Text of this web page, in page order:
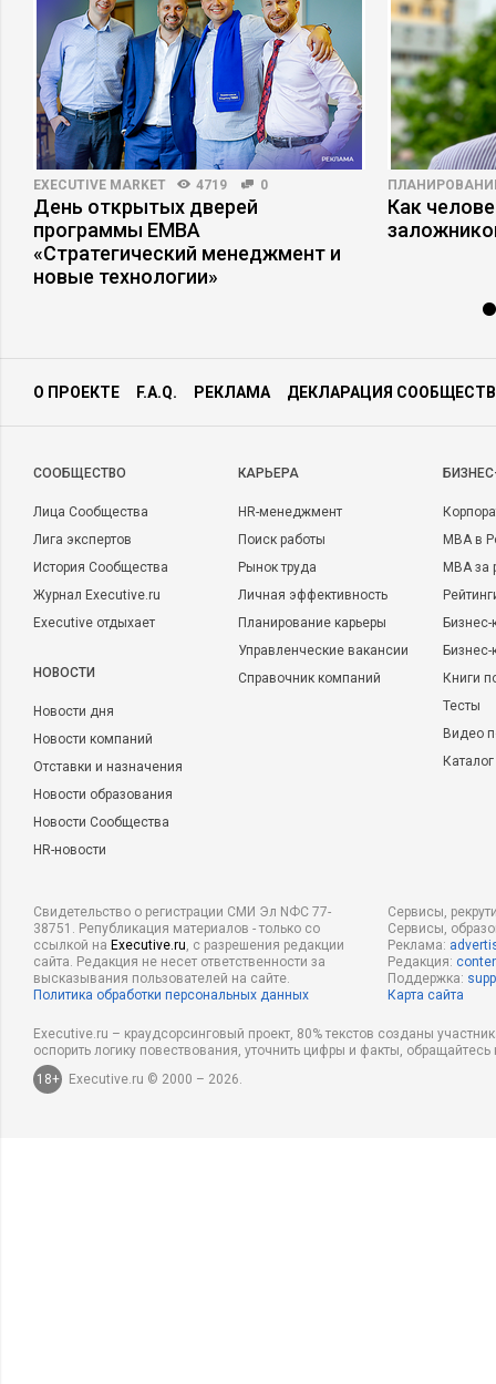
EXECUTIVE MARKET 4719 0
День открытых дверей
программы ЕМВА
«Стратегический менеджмент и
новые технологии»
Как
О ПРОЕКТЕ F.A.Q. РЕКЛАМА ДЕКЛАРАЦИЯ
CООБЩЕСТВО
Лица Сообщества
Лига экспертов
История Сообщества
Журнал Executive.ru
Executive отдыхает
НОВОСТИ
Новости дня
Новости компаний
Отставки и назначения
Новости образования
Новости Сообщества
HR-новости
КАРЬЕРА
HR-менеджмент
Поиск работы
Рынок труда
Личная эффективность
Планирование карьеры
Управленческие вакансии
Справочник компаний
MBA в
MBA
Бизнес-
Книги
Тесты
Видео
Свидетельство о регистрации СМИ Эл NФС 77-
38751. Републикация материалов - только со
ссылкой на Executive.ru, с разрешения редакции
сайта. Редакция не несет ответственности за
высказывания пользователей на сайте.
Политика обработки персональных данных
Сервисы,
Сервисы,
Реклама:
Редакция:
Поддержка:
Карта сайта
Executive.ru – краудсорсинговый проект, 80% текстов созданы
оспорить логику повествования, уточнить цифры и факты,
18+
Executive.ru © 2000 – 2026.